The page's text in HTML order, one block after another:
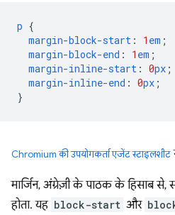
p {
margin-block-start : 1 em ;
margin-block-end : 1 em ;
margin-inline-start : 0px ;
margin-inline-end : 0px ;
}
Chromium की उपयोगकर्ता एजेंट स्टाइलशीट
मार्जिन, अंग्रेज़ी के पाठक के हिसाब
होता. यह block-start और